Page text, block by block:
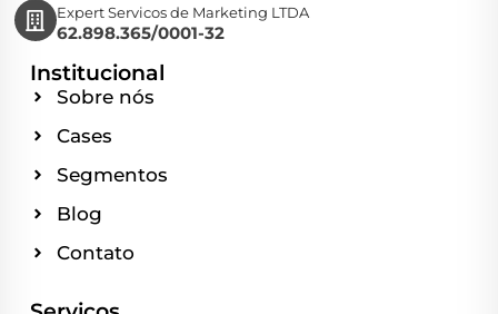
Expert Servicos de Marketing LTDA
62.898.365/0001-32
Institucional
Sobre nós
Cases
Segmentos
Blog
Contato